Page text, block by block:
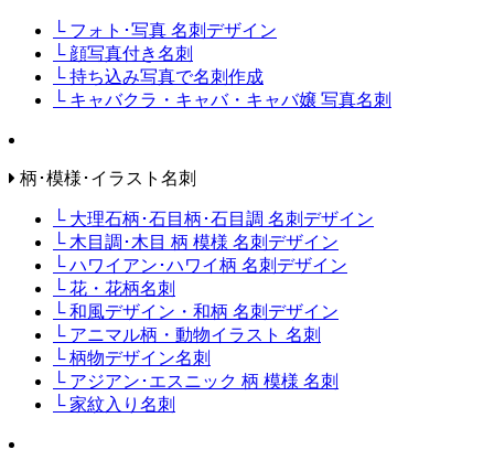
└ フォト･写真 名刺デザイン
└ 顔写真付き名刺
└ 持ち込み写真で名刺作成
└ キャバクラ・キャバ・キャバ嬢 写真名刺
柄･模様･イラスト名刺
└ 大理石柄･石目柄･石目調 名刺デザイン
└ 木目調･木目 柄 模様 名刺デザイン
└ ハワイアン･ハワイ柄 名刺デザイン
└ 花・花柄名刺
└ 和風デザイン・和柄 名刺デザイン
└ アニマル柄・動物イラスト 名刺
└ 柄物デザイン名刺
└ アジアン･エスニック 柄 模様 名刺
└ 家紋入り名刺